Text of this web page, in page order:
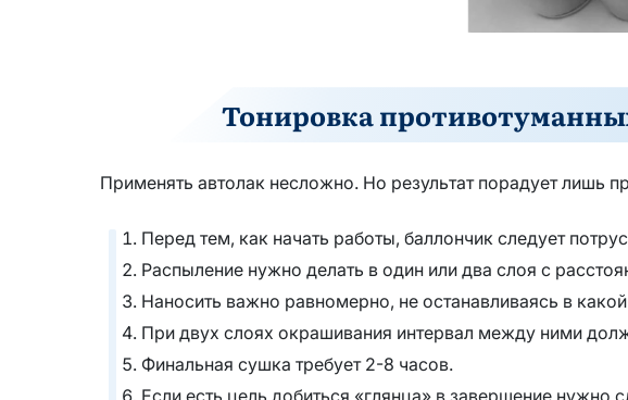
Тонировка
Применять автолак несложно. Но результат порадует лишь
Перед тем, как начать работы, баллончик следует
Распыление нужно делать в один или два слоя с
Наносить важно равномерно, не останавливаясь в
При двух слоях окрашивания интервал между ними
Финальная сушка требует 2-8 часов.